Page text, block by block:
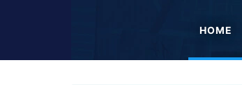
HOME